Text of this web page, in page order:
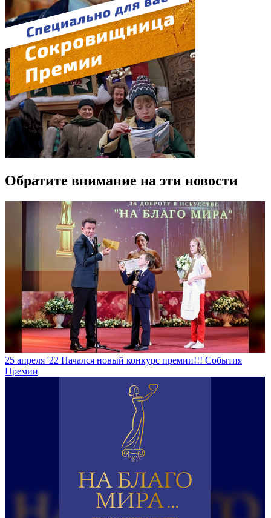
Обратите внимание на эти новости
25 апреля '22 Начался новый конкурс премии!!! События
Премии